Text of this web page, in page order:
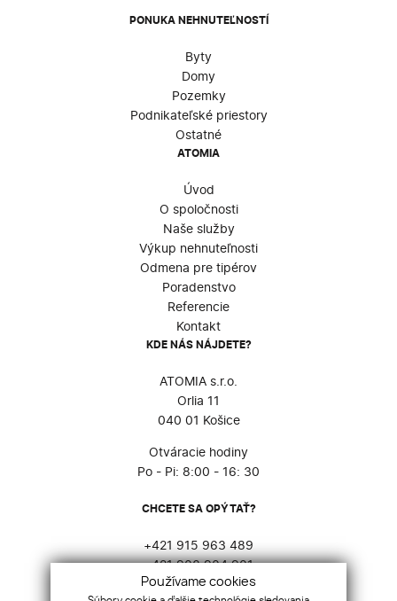
Používame cookies
PONUKA NEHNUTEĽNOSTÍ
Byty
Domy
Pozemky
Podnikateľské priestory
Ostatné
ATOMIA
Úvod
O spoločnosti
Naše služby
Výkup nehnuteľnosti
Odmena pre tipérov
Poradenstvo
Referencie
Kontakt
KDE NÁS NÁJDETE?
ATOMIA s.r.o.
Orlia 11
040 01 Košice
Otváracie hodiny
Po - Pi: 8:00 - 16: 30
CHCETE SA OPÝTAŤ?
+421 915 963 489
+421 903 904 901
atomia@atomia.sk